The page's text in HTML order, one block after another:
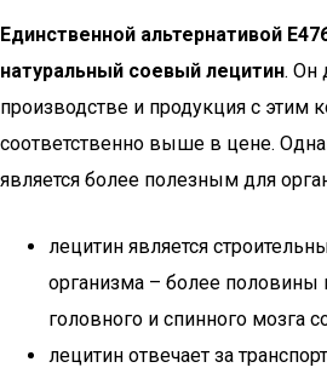
Единственной альтернативой
натуральный соевый лецитин. Он
производстве и продукция с этим
соответственно выше в цене.
является более полезным для
лецитин является
организма – более половины
головного и спинного мозга
лецитин отвечает за